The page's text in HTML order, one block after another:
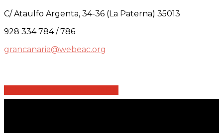
C/ Ataulfo Argenta, 34-36 (La Paterna) 35013
928 334 784 / 786
grancanaria@webeac.org